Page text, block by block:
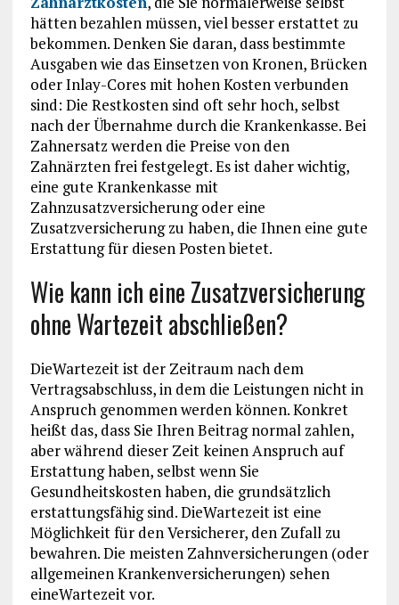
hätten bezahlen müssen, viel besser erstattet zu
bekommen. Denken Sie daran, dass bestimmte
Ausgaben wie das Einsetzen von Kronen, Brücken
oder Inlay-Cores mit hohen Kosten verbunden
sind: Die Restkosten sind oft sehr hoch, selbst
nach der Übernahme durch die Krankenkasse. Bei
Zahnersatz werden die Preise von den
Zahnärzten frei festgelegt. Es ist daher wichtig,
eine gute Krankenkasse mit
Zahnzusatzversicherung oder eine
Zusatzversicherung zu haben, die Ihnen eine gute
Erstattung für diesen Posten bietet.
Wie kann ich eine Zusatzversicherung
ohne Wartezeit abschließen?
DieWartezeit ist der Zeitraum nach dem
Vertragsabschluss, in dem die Leistungen nicht in
Anspruch genommen werden können. Konkret
heißt das, dass Sie Ihren Beitrag normal zahlen,
aber während dieser Zeit keinen Anspruch auf
Erstattung haben, selbst wenn Sie
Gesundheitskosten haben, die grundsätzlich
erstattungsfähig sind. DieWartezeit ist eine
Möglichkeit für den Versicherer, den Zufall zu
bewahren. Die meisten Zahnversicherungen (oder
allgemeinen Krankenversicherungen) sehen
eineWartezeit vor.